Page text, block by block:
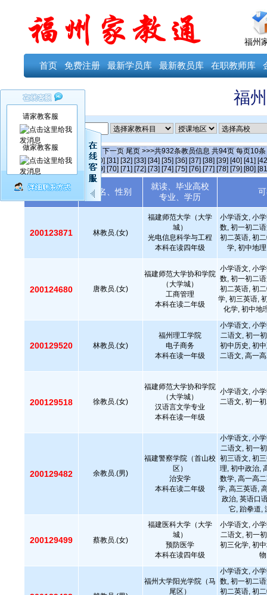
福州
首页 免费注册 最新学员库 最新教员库 在职教师库
福
ID
当前第16页 上一页 下一页 尾页 >>>共932条教员信息 共94页 每页10条
[25] [26] [27] [28] [29] [30] [31] [32] [33] [34] [35] [36] [37] [38] [39] [40] [41]
[64] [65] [68] [69] [70] [71] [72] [73] [74] [75] [76] [77] [78] [79] [80]
教员编号 姓名、性别
就读、毕业高校
专业、学历
200123871 林教员.(女)
福建师范大学（大学
城）
光电信息科学与工程
本科在读四年级
小学语文, 小
数, 初一初二
初二英语, 初
学, 初中地
200124680 唐教员.(女)
福建师范大学协和学院
（大学城）
工商管理
本科在读二年级
小学语文, 小
数, 初一初二
初二英语, 初
学, 初三英语,
化学, 初中地
200129520 林教员.(女)
福州理工学院
电子商务
本科在读一年级
小学语文, 小
二语文, 初一
初中历史, 初
二语文, 高一
200129518 徐教员.(女)
福建师范大学协和学院
（大学城）
汉语言文学专业
本科在读一年级
小学语文, 小
二语文, 初一
200129482 余教员.(男)
福建警察学院（首山校
区）
治安学
本科在读二年级
小学语文, 小
二语文, 初一
初三语文, 初
理, 初中政治,
数学, 高一高
学, 高三英语,
政治, 英语口
它, 跆拳道,
200129499 蔡教员.(女)
福建医科大学（大学
城）
预防医学
本科在读四年级
小学语文, 小
二语文, 初一
初三化学, 初
福州大学阳光学院（马
尾区）
小学语文, 小
数, 初一初二
初二英语, 初
请家教客服
做家教客服